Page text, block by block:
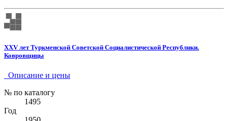
XXV лет Туркменской Советской Социалистической Республики.
Ковровщицы
Описание и цены
№ по каталогу
1495
Год